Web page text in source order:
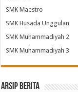
SMK Maestro
SMK Husada Unggulan
SMK Muhammadiyah 2
SMK Muhammadiyah 3
Arsip Berita